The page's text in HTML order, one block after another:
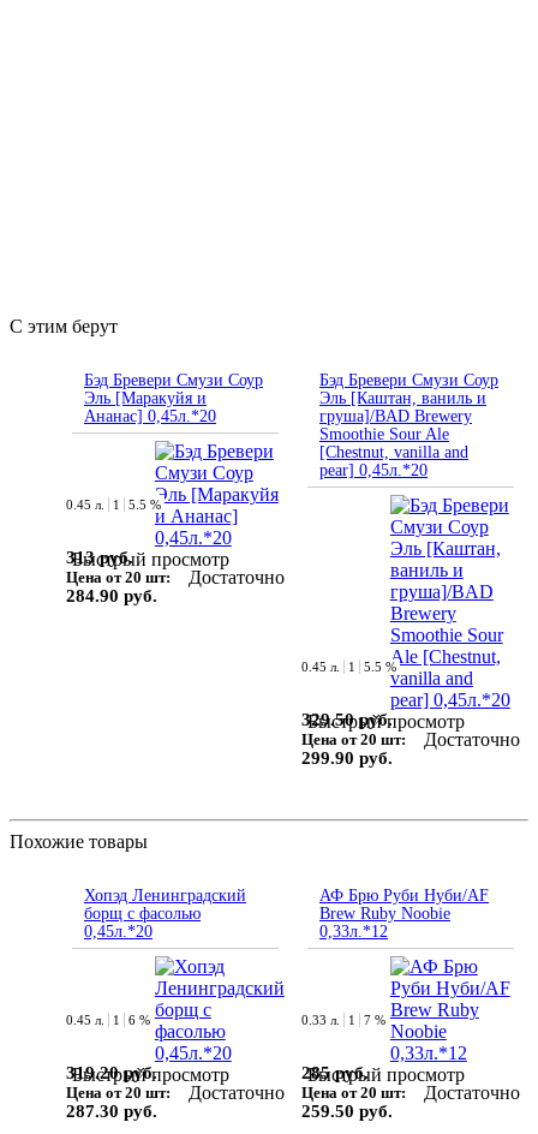
С этим берут
Бэд Бревери Смузи Соур
Эль [Маракуйя и
Ананас] 0,45л.*20
Быстрый просмотр
0.45 л. 1 5.5 %
313 руб.
Цена от 20 шт:
284.90 руб.
Достаточно
Бэд Бревери Смузи Соур
Эль [Каштан, ваниль и
груша]/BAD Brewery
Smoothie Sour Ale
[Chestnut, vanilla and
pear] 0,45л.*20
Быстрый просмотр
0.45 л. 1 5.5 %
329.50 руб.
Цена от 20 шт:
299.90 руб.
Достаточно
Похожие товары
Хопэд Ленинградский
борщ с фасолью
0,45л.*20
Быстрый просмотр
0.45 л. 1 6 %
319.20 руб.
Цена от 20 шт:
287.30 руб.
Достаточно
АФ Брю Руби Нуби/AF
Brew Ruby Noobie
0,33л.*12
Быстрый просмотр
0.33 л. 1 7 %
285 руб.
Цена от 20 шт:
259.50 руб.
Достаточно